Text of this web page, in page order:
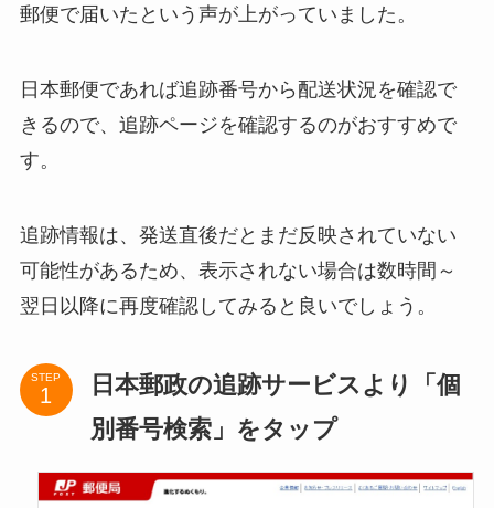
郵便で届いたという声が上がっていました。
日本郵便であれば追跡番号から配送状況を確認で
きるので、追跡ページを確認するのがおすすめで
す。
追跡情報は、発送直後だとまだ反映されていない
可能性があるため、表示されない場合は数時間～
翌日以降に再度確認してみると良いでしょう。
STEP
日本郵政の追跡サービスより「個
別番号検索」をタップ